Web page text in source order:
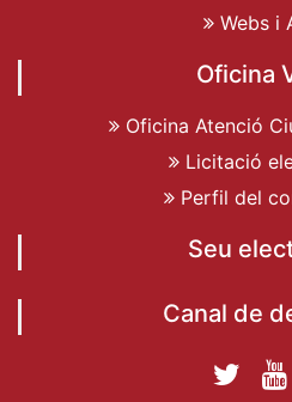
Webs i
Oficina
Oficina Atenció
Licitació
Perfil del
Seu
Canal de